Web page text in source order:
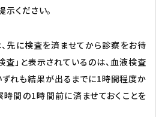
ください。
先に検査を済ませてから診察をお待
査」と表示されているのは、血液検査
ずれも結果が出るまでに1時間程度か
時間の1時間前に済ませておくことを